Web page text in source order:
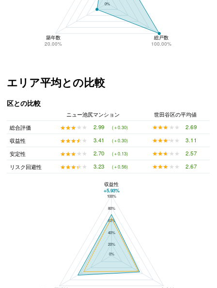
0%
築年数
20.00%
総戸数
100.00%
エリア平均との比較
区との比較
ニュー池尻マンション
世田谷区の平均値
総合評価
★★★★★
★★★★★ 2.99 (＋0.30) ★★★★★
★★★★★
2.69
収益性
★★★★★
★★★★★ 3.41 (＋0.30) ★★★★★
★★★★★
3.11
安定性
★★★★★
★★★★★ 2.70 (＋0.13) ★★★★★
★★★★★
2.57
リスク回避性
★★★★★
★★★★★ 3.23 (＋0.56) ★★★★★
★★★★★ 2.67
100%
80%
60%
40%
20%
0%
収益性
+5.93%